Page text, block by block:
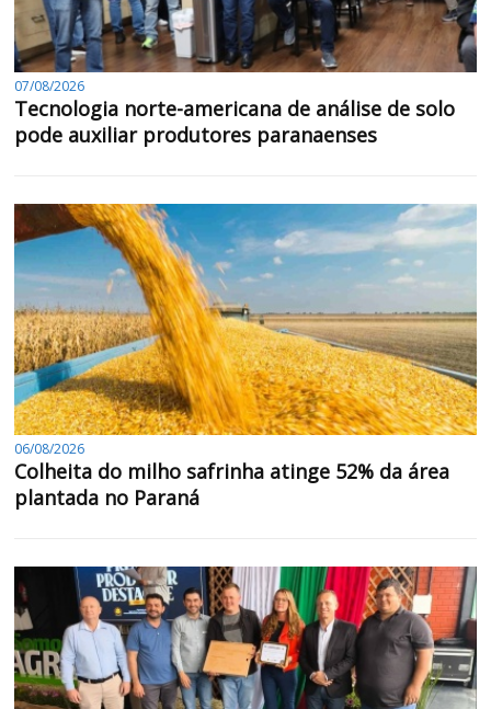
07/08/2026
Tecnologia norte-americana de análise de solo
pode auxiliar produtores paranaenses
06/08/2026
Colheita do milho safrinha atinge 52% da área
plantada no Paraná